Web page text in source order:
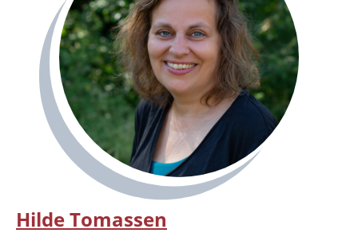
Hilde Tomassen